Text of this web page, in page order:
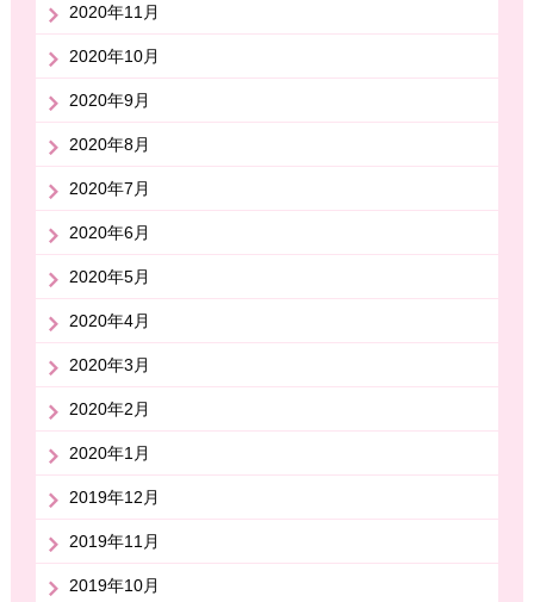
2020年11月
2020年10月
2020年9月
2020年8月
2020年7月
2020年6月
2020年5月
2020年4月
2020年3月
2020年2月
2020年1月
2019年12月
2019年11月
2019年10月